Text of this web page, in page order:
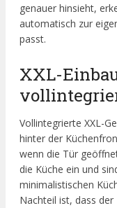
genauer hinsieht,
automatisch zur
passt.
XXL-
Vollintegrierte XXL-
hinter der
wenn die Tür
die Küche ein und
minimalistischen
Nachteil ist, dass